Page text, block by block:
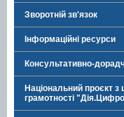
Зворотній зв'язок
Інформаційні ресурси
Консультативно-
Національний проєкт з
грамотності